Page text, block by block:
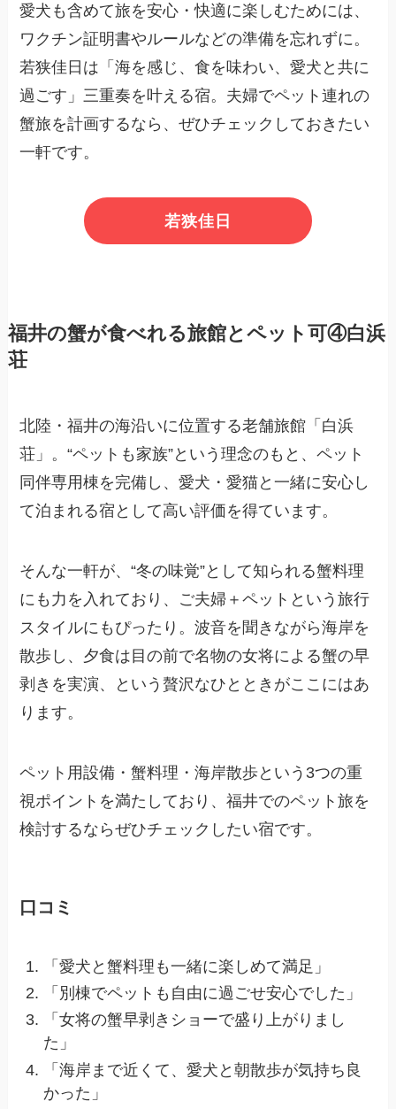
愛犬も含めて旅を安心・快適に楽しむためには、
ワクチン証明書やルールなどの準備を忘れずに。
若狭佳日は「海を感じ、食を味わい、愛犬と共に
過ごす」三重奏を叶える宿。夫婦でペット連れの
蟹旅を計画するなら、ぜひチェックしておきたい
一軒です。
若狭佳日
福井の蟹が食べれる旅館とペット可④白浜
荘
北陸・福井の海沿いに位置する老舗旅館「白浜
荘」。“ペットも家族”という理念のもと、ペット
同伴専用棟を完備し、愛犬・愛猫と一緒に安心し
て泊まれる宿として高い評価を得ています。
そんな一軒が、“冬の味覚”として知られる蟹料理
にも力を入れており、ご夫婦＋ペットという旅行
スタイルにもぴったり。波音を聞きながら海岸を
散歩し、夕食は目の前で名物の女将による蟹の早
剥きを実演、という贅沢なひとときがここにはあ
ります。
ペット用設備・蟹料理・海岸散歩という3つの重
視ポイントを満たしており、福井でのペット旅を
検討するならぜひチェックしたい宿です。
口コミ
「愛犬と蟹料理も一緒に楽しめて満足」
「別棟でペットも自由に過ごせ安心でした」
「女将の蟹早剥きショーで盛り上がりまし
た」
「海岸まで近くて、愛犬と朝散歩が気持ち良
かった」